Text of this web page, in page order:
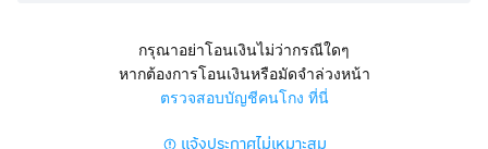
ที่ดินถมแล้ว + รั้วกำแพง ติดถนน 3 ด้าน
หน้ากว้าง 28 เมตร x 24 เมตร ทำเลดีมาก
ทำเลดี แปลงมุม ทำเลเหมาะทำโกดัง+โรงงาน ติดถนน 3
กรุณาอย่าโอนเงินไม่ว่ากรณีใดๆ
หากต้องการโอนเงินหรือมัดจำล่วงหน้า
ตรวจสอบบัญชีคนโกง ที่นี่
แจ้งประกาศไม่เหมาะสม